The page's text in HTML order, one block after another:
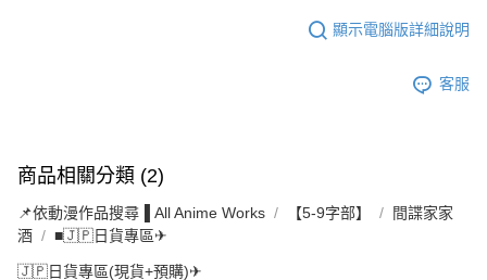
顯示電腦版詳細說明
客服
商品相關分類 (2)
📌依動漫作品搜尋▐ All Anime Works 【5-9字部】
間諜家家
酒
■🇯🇵日貨專區✈
🇯🇵日貨專區(現貨+預購)✈